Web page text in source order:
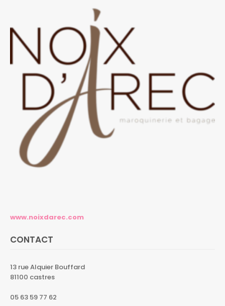
www.noixdarec.com
CONTACT
13 rue Alquier Bouffard
81100 castres
05 63 59 77 62